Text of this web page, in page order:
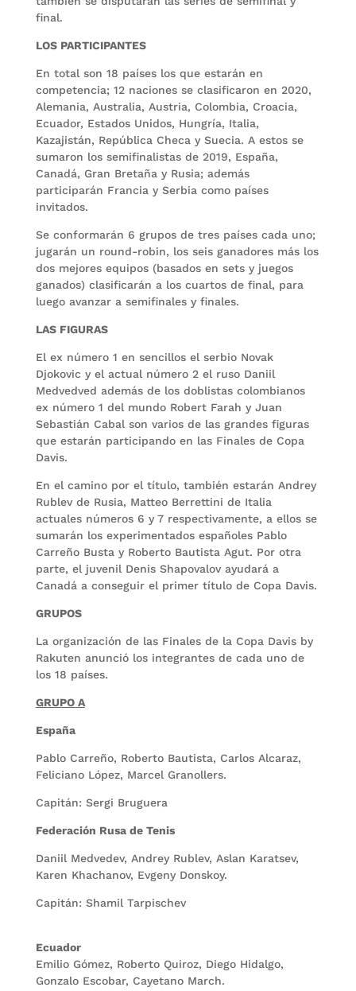
final.
LOS PARTICIPANTES
En total son 18 países los que estarán en
competencia; 12 naciones se clasificaron en 2020,
Alemania, Australia, Austria, Colombia, Croacia,
Ecuador, Estados Unidos, Hungría, Italia,
Kazajistán, República Checa y Suecia. A estos se
sumaron los semifinalistas de 2019, España,
Canadá, Gran Bretaña y Rusia; además
participarán Francia y Serbia como países
invitados.
Se conformarán 6 grupos de tres países cada uno;
jugarán un round-robin, los seis ganadores más los
dos mejores equipos (basados en sets y juegos
ganados) clasificarán a los cuartos de final, para
luego avanzar a semifinales y finales.
LAS FIGURAS
El ex número 1 en sencillos el serbio Novak
Djokovic y el actual número 2 el ruso Daniil
Medvedved además de los doblistas colombianos
ex número 1 del mundo Robert Farah y Juan
Sebastián Cabal son varios de las grandes figuras
que estarán participando en las Finales de Copa
Davis.
En el camino por el título, también estarán Andrey
Rublev de Rusia, Matteo Berrettini de Italia
actuales números 6 y 7 respectivamente, a ellos se
sumarán los experimentados españoles Pablo
Carreño Busta y Roberto Bautista Agut. Por otra
parte, el juvenil Denis Shapovalov ayudará a
Canadá a conseguir el primer título de Copa Davis.
GRUPOS
La organización de las Finales de la Copa Davis by
Rakuten anunció los integrantes de cada uno de
los 18 países.
GRUPO A
España
Pablo Carreño, Roberto Bautista, Carlos Alcaraz,
Feliciano López, Marcel Granollers.
Capitán: Sergi Bruguera
Federación Rusa de Tenis
Daniil Medvedev, Andrey Rublev, Aslan Karatsev,
Karen Khachanov, Evgeny Donskoy.
Capitán: Shamil Tarpischev
Ecuador
Emilio Gómez, Roberto Quiroz, Diego Hidalgo,
Gonzalo Escobar, Cayetano March.